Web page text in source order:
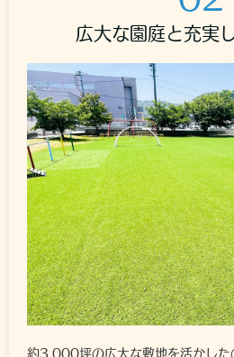
広大な園庭と充実
約3,000坪の広大な敷地を活かした